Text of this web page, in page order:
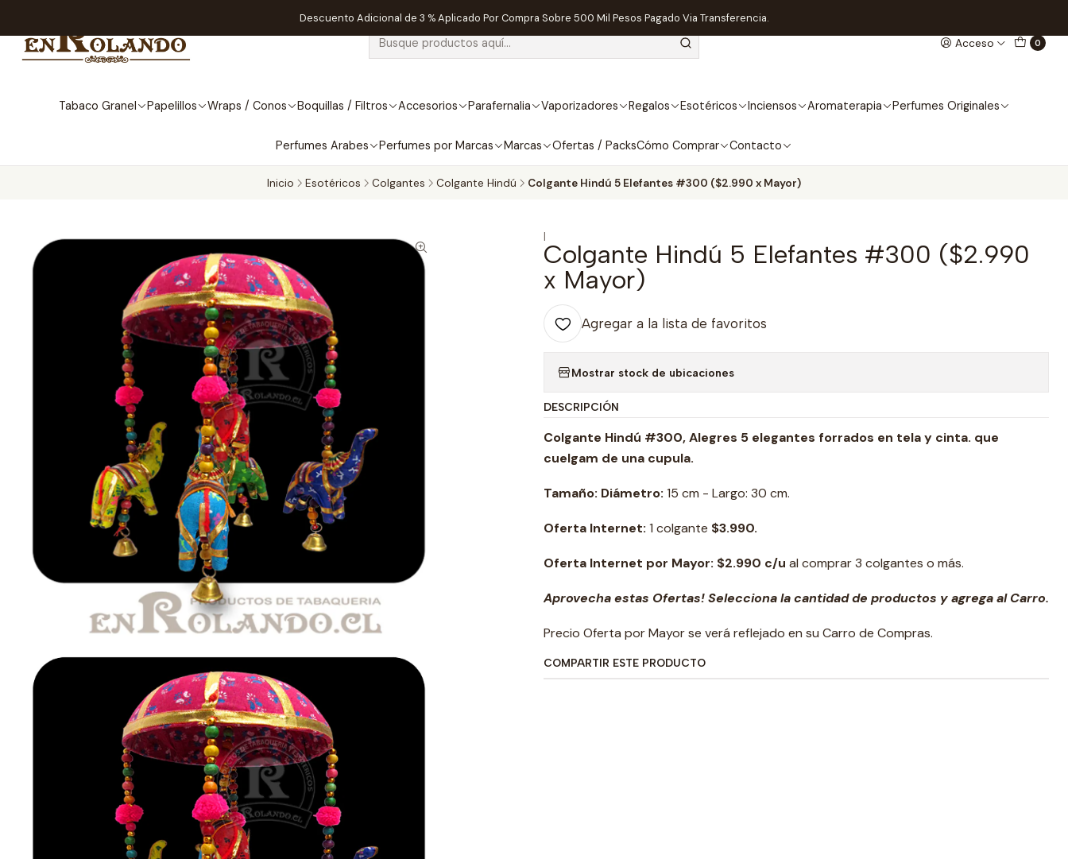
Acceso 0
Tabaco Granel Papelillos Wraps / Conos Boquillas / Filtros Accesorios Parafernalia Vaporizadores Regalos Esotéricos Inciensos Aromaterapia Perfumes Originales
Perfumes Arabes Perfumes por Marcas Marcas Ofertas / PacksCómo Comprar Contacto
Descuento Adicional de 3 % Aplicado Por Compra Sobre 500 Mil Pesos Pagado Via Transferencia.
Inicio Esotéricos Colgantes Colgante Hindú Colgante Hindú 5 Elefantes #300 ($2.990 x Mayor)
|
Colgante Hindú 5 Elefantes #300 ($2.990
x Mayor)
Agregar a la lista de favoritos
Mostrar stock de ubicaciones
DESCRIPCIÓN
Colgante Hindú #300, Alegres 5 elegantes forrados en tela y cinta. que
cuelgam de una cupula.
Tamaño: Diámetro: 15 cm - Largo: 30 cm.
Oferta Internet: 1 colgante $3.990.
Oferta Internet por Mayor: $2.990 c/u al comprar 3 colgantes o más.
Aprovecha estas Ofertas! Selecciona la cantidad de productos y agrega al Carro.
Precio Oferta por Mayor se verá reflejado en su Carro de Compras.
COMPARTIR ESTE PRODUCTO